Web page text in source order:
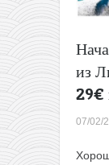
59€
из
29€
07/02/